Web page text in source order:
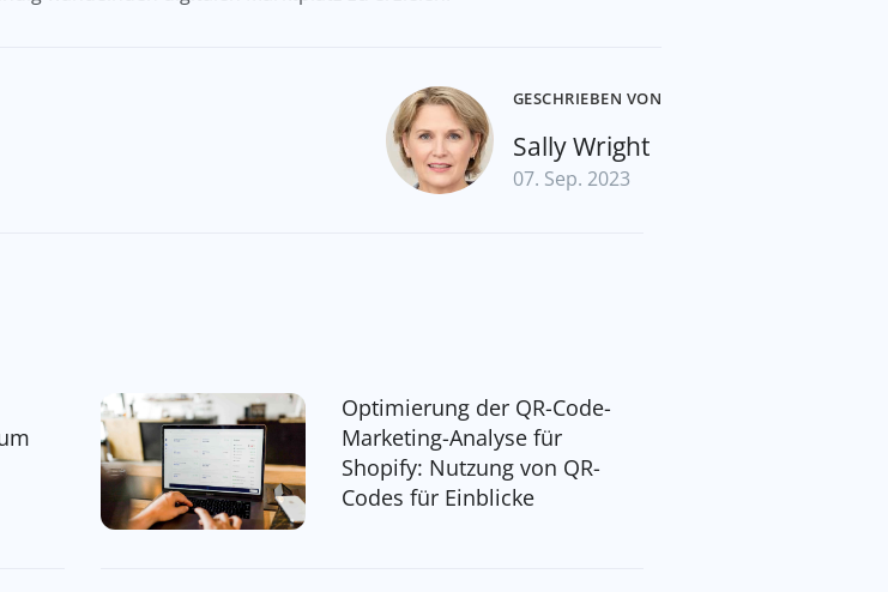
GESCHRIEBEN VON
Sally Wright
07. Sep. 2023
Optimierung der QR-Code-
Marketing-Analyse für
Shopify: Nutzung von QR-
Codes für Einblicke